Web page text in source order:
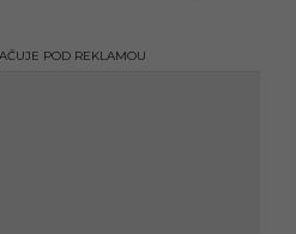
POD REKLAMOU